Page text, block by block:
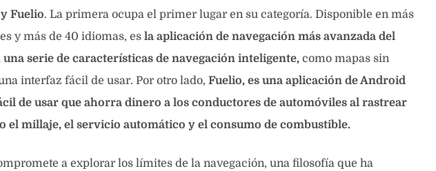
Fuelio. La primera ocupa el primer lugar en su categoría. Disponible en más
y más de 40 idiomas, es la aplicación de navegación más avanzada del
serie de características de navegación inteligente, como mapas sin
interfaz fácil de usar. Por otro lado, Fuelio, es una aplicación de Android
de usar que ahorra dinero a los conductores de automóviles al rastrear
el millaje, el servicio automático y el consumo de combustible.
a explorar los límites de la navegación, una filosofía que ha